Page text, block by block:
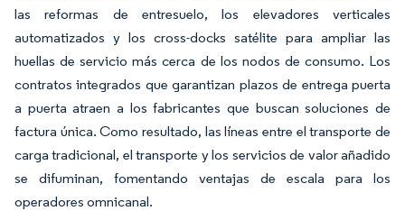
las reformas de entresuelo, los elevadores verticales
automatizados y los cross-docks satélite para ampliar las
huellas de servicio más cerca de los nodos de consumo. Los
contratos integrados que garantizan plazos de entrega puerta
a puerta atraen a los fabricantes que buscan soluciones de
factura única. Como resultado, las líneas entre el transporte de
carga tradicional, el transporte y los servicios de valor añadido
se difuminan, fomentando ventajas de escala para los
operadores omnicanal.